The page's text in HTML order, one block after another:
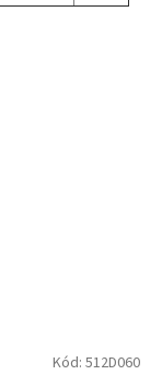
Kód: 512D060